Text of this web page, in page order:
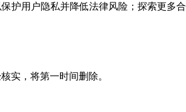
护用户隐私并降低法律风险；探索更多
实，将第一时间删除。